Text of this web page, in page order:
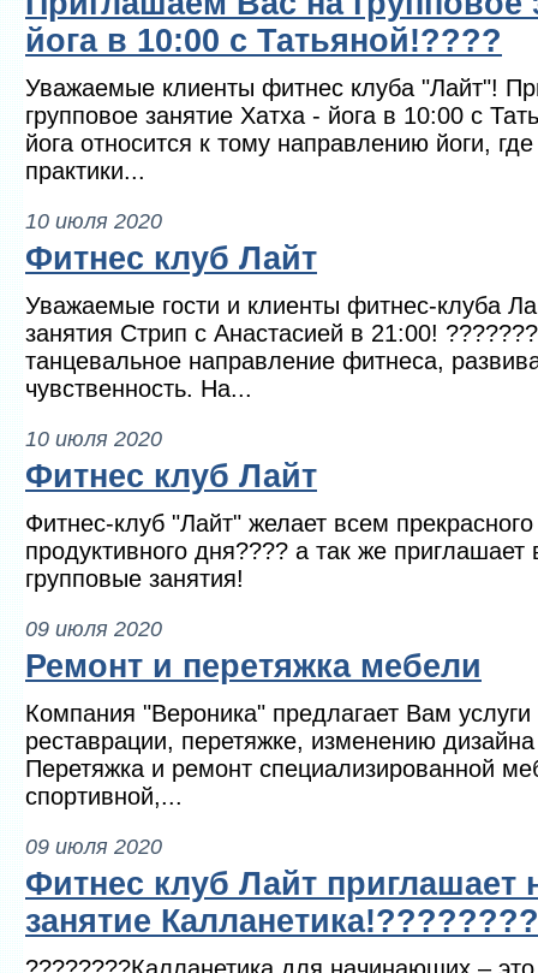
йога в 10:00 с Татьяной!????
Уважаемые клиенты фитнес клуба "Лайт"!
групповое занятие Хатха - йога в 10:00 с
йога относится к тому направлению йоги,
практики...
10 июля 2020
Фитнес клуб Лайт
Уважаемые гости и клиенты фитнес-клуба
занятия Стрип с Анастасией в 21:00!
танцевальное направление фитнеса,
чувственность. На...
10 июля 2020
Фитнес клуб Лайт
Фитнес-клуб "Лайт" желает всем
продуктивного дня???? а так же
групповые занятия!
09 июля 2020
Ремонт и перетяжка мебели
Компания "Вероника" предлагает Вам
реставрации, перетяжке, изменению
Перетяжка и ремонт специализированной
спортивной,...
09 июля 2020
Фитнес клуб Лайт приглашает
занятие